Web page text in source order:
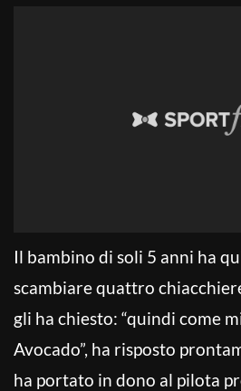
Il bambino di soli 5 anni ha
scambiare quattro
gli ha chiesto: “quindi come
Avocado”, ha risposto
ha portato in dono al pilota